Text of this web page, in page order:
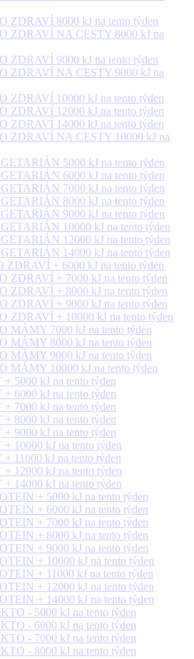
ZDRAVÍ 8000 kJ na tento týden
ZDRAVÍ NA CESTY 8000 kJ na
ZDRAVÍ 9000 kJ na tento týden
ZDRAVÍ NA CESTY 9000 kJ na
ZDRAVÍ 10000 kJ na tento týden
ZDRAVÍ 12000 kJ na tento týden
ZDRAVÍ 14000 kJ na tento týden
ZDRAVÍ NA CESTY 10000 kJ na
5000 kJ na tento týden
6000 kJ na tento týden
7000 kJ na tento týden
8000 kJ na tento týden
9000 kJ na tento týden
10000 kJ na tento týden
12000 kJ na tento týden
14000 kJ na tento týden
ZDRAVÍ + 6000 kJ na tento týden
ZDRAVÍ + 7000 kJ na tento týden
ZDRAVÍ + 8000 kJ na tento týden
ZDRAVÍ + 9000 kJ na tento týden
ZDRAVÍ + 10000 kJ na tento týden
MÁMY 7000 kJ na tento týden
MÁMY 8000 kJ na tento týden
MÁMY 9000 kJ na tento týden
MÁMY 10000 kJ na tento týden
5000 kJ na tento týden
6000 kJ na tento týden
7000 kJ na tento týden
8000 kJ na tento týden
9000 kJ na tento týden
10000 kJ na tento týden
11000 kJ na tento týden
12000 kJ na tento týden
14000 kJ na tento týden
+ 5000 kJ na tento týden
+ 6000 kJ na tento týden
+ 7000 kJ na tento týden
+ 8000 kJ na tento týden
+ 9000 kJ na tento týden
+ 10000 kJ na tento týden
+ 11000 kJ na tento týden
+ 12000 kJ na tento týden
+ 14000 kJ na tento týden
- 5000 kJ na tento týden
- 6000 kJ na tento týden
- 7000 kJ na tento týden
- 8000 kJ na tento týden